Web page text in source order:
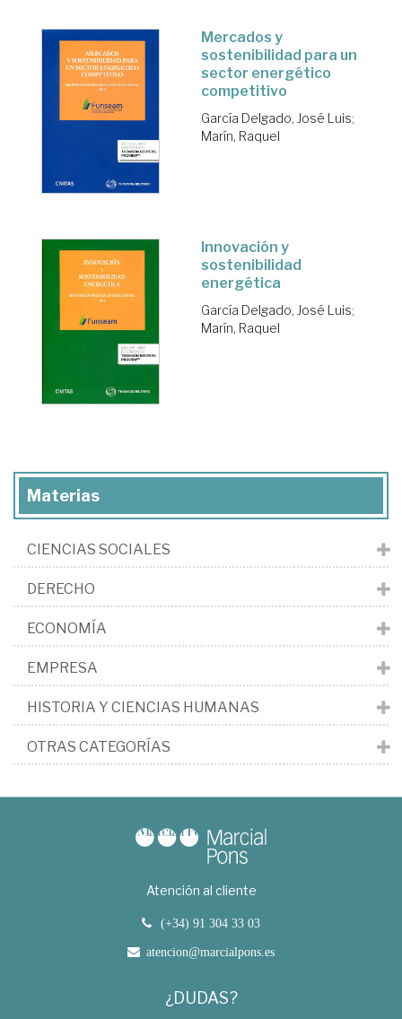
Mercados y
sostenibilidad para un
sector energético
competitivo
García Delgado, José Luis;
Marín, Raquel
Innovación y
sostenibilidad
energética
García Delgado, José Luis;
Marín, Raquel
Materias
CIENCIAS SOCIALES
DERECHO
ECONOMÍA
EMPRESA
HISTORIA Y CIENCIAS HUMANAS
OTRAS CATEGORÍAS
Atención al cliente
(+34) 91 304 33 03
atencion@marcialpons.es
¿DUDAS?